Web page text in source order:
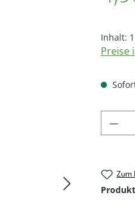
Inhalt:
Preise
Zum